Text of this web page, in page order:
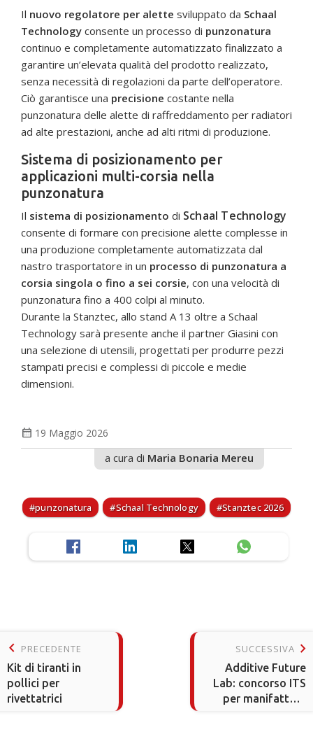
Il nuovo regolatore per alette sviluppato da Schaal
Technology consente un processo di punzonatura
continuo e completamente automatizzato finalizzato a
garantire un’elevata qualità del prodotto realizzato,
senza necessità di regolazioni da parte dell’operatore.
Ciò garantisce una precisione costante nella
punzonatura delle alette di raffreddamento per radiatori
ad alte prestazioni, anche ad alti ritmi di produzione.
Sistema di posizionamento per
applicazioni multi-corsia nella
punzonatura
Il sistema di posizionamento di Schaal Technology
consente di formare con precisione alette complesse in
una produzione completamente automatizzata dal
nastro trasportatore in un processo di punzonatura a
corsia singola o fino a sei corsie, con una velocità di
punzonatura fino a 400 colpi al minuto.
Durante la Stanztec, allo stand A 13 oltre a Schaal
Technology sarà presente anche il partner Giasini con
una selezione di utensili, progettati per produrre pezzi
stampati precisi e complessi di piccole e medie
dimensioni.
calendar_month 19 Maggio 2026
a cura di Maria Bonaria Mereu
punzonatura Schaal Technology Stanztec 2026
keyboard_arrow_left PRECEDENTE
Kit di tiranti in
pollici per
rivettatrici
SUCCESSIVA keyboard_arrow_right
Additive Future
Lab: concorso ITS
per manifattura